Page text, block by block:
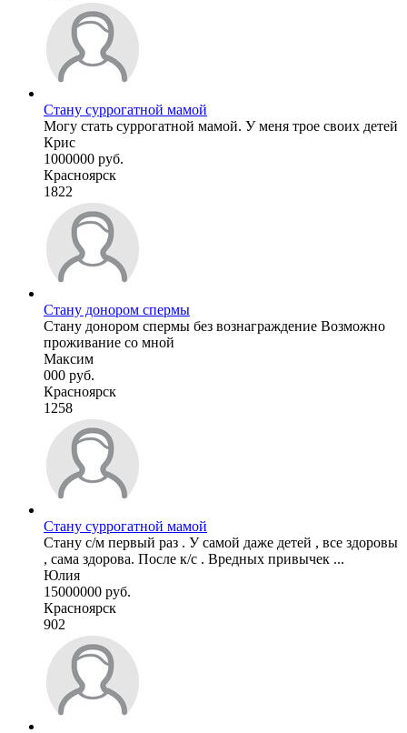
Стану суррогатной мамой
Могу стать суррогатной мамой. У меня трое своих детей
Крис
1000000 руб.
Красноярск
1822
Стану донором спермы
Стану донором спермы без вознаграждение Возможно
проживание со мной
Максим
000 руб.
Красноярск
1258
Стану суррогатной мамой
Стану с/м первый раз . У самой даже детей , все здоровы
, сама здорова. После к/с . Вредных привычек ...
Юлия
15000000 руб.
Красноярск
902